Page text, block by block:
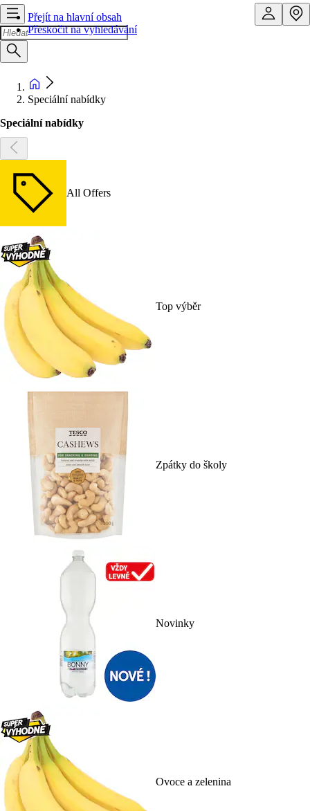
Přejít na hlavní obsah
Přeskočit na vyhledávání
Speciální nabídky
Speciální nabídky
All Offers
Top výběr
Zpátky do školy
Novinky
Ovoce a zelenina